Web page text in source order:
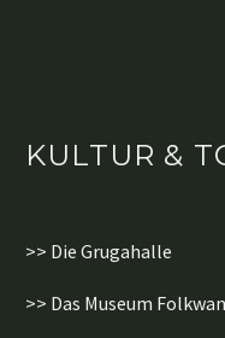
KULTUR &
>> Die Grugahalle
>> Das Museum